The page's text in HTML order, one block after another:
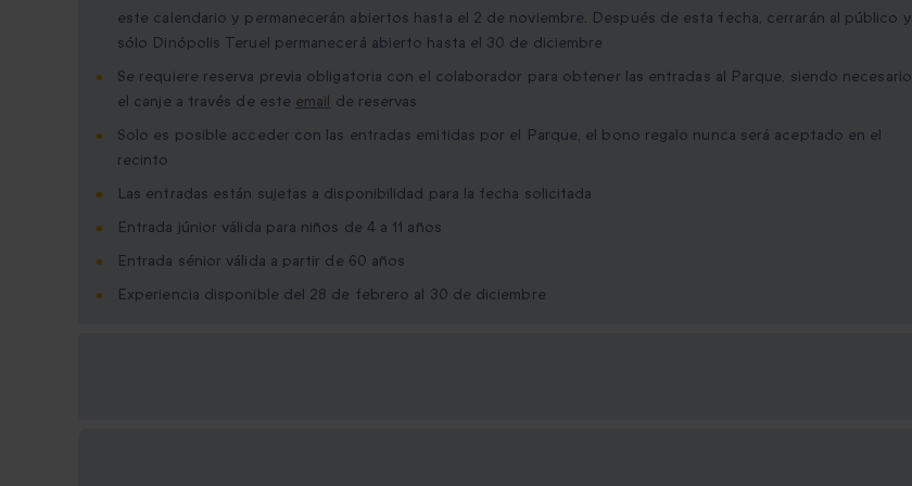
este calendario y permanecerán abiertos hasta el 2 de noviembre. Después de esta fecha, cerrarán al público y
sólo Dinópolis Teruel permanecerá abierto hasta el 30 de diciembre
Se requiere reserva previa obligatoria con el colaborador para obtener las entradas al Parque, siendo necesario
el canje a través de este email de reservas
Solo es posible acceder con las entradas emitidas por el Parque, el bono regalo nunca será aceptado en el
recinto
Las entradas están sujetas a disponibilidad para la fecha solicitada
Entrada júnior válida para niños de 4 a 11 años
Entrada sénior válida a partir de 60 años
Experiencia disponible del 28 de febrero al 30 de diciembre